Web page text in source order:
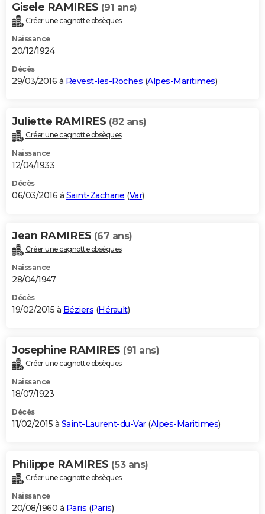
Gisele RAMIRES (91 ans)
Créer une cagnotte obsèques
Naissance
20/12/1924
Décès
29/03/2016 à Revest-les-Roches (Alpes-Maritimes)
Juliette RAMIRES (82 ans)
Créer une cagnotte obsèques
Naissance
12/04/1933
Décès
06/03/2016 à Saint-Zacharie (Var)
Jean RAMIRES (67 ans)
Créer une cagnotte obsèques
Naissance
28/04/1947
Décès
19/02/2015 à Béziers (Hérault)
Josephine RAMIRES (91 ans)
Créer une cagnotte obsèques
Naissance
18/07/1923
Décès
11/02/2015 à Saint-Laurent-du-Var(Alpes-Maritimes)
Philippe RAMIRES (53 ans)
Créer une cagnotte obsèques
Naissance
20/08/1960 à Paris (Paris)